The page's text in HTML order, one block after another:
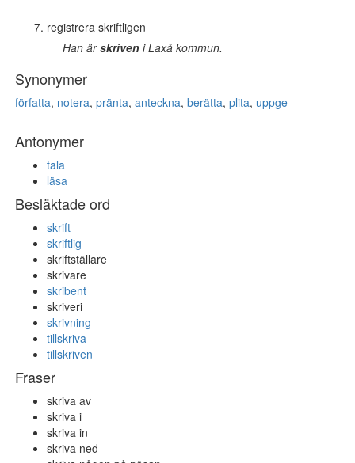
registrera skriftligen
Han ärskriven i Laxå kommun.
Synonymer
författa, notera, pränta, anteckna, berätta, plita, uppge
Antonymer
tala
läsa
Besläktade ord
skrift
skriftlig
skriftställare
skrivare
skribent
skriveri
skrivning
tillskriva
tillskriven
Fraser
skriva av
skriva i
skriva in
skriva ned